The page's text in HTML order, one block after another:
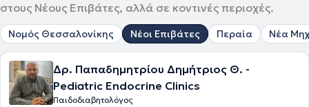
στους Νέους Επιβάτες, αλλά σε κοντινές περιοχές.
Νομός Θεσσαλονίκης Νέοι Επιβάτες Περαία Νέα
Δρ. Παπαδημητρίου Δημήτριος Θ. -
Pediatric Endocrine Clinics
Παιδοδιαβητολόγος